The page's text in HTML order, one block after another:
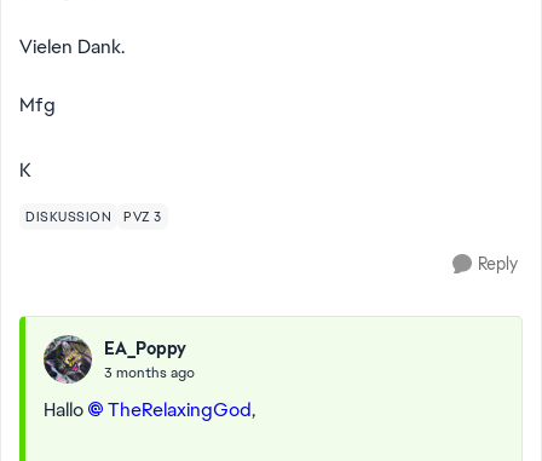
Vielen Dank.
Mfg
K
DISKUSSION PVZ 3
Reply
EA_Poppy
3 months ago
Hallo TheRelaxingGod​,